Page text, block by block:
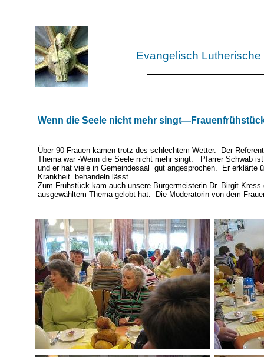
Über 90 Frauen kamen trotz des schlechtem Wetter. Der
Thema war -Wenn die Seele nicht mehr singt. Pfarrer Schwab
und er hat viele in Gemeindesaal gut angesprochen. Er erklärte
Krankheit behandeln lässt.
Zum Frühstück kam auch unsere Bürgermeisterin Dr. Birgit
ausgewähltem Thema gelobt hat. Die Moderatorin von dem
Wenn die Seele nicht mehr
Evangelisch